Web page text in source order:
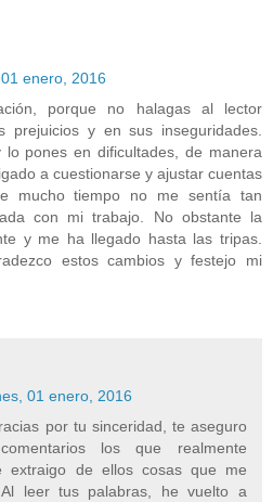
enero, 2016
porque no halagas al lector
prejuicios y en sus inseguridades.
pones en dificultades, de manera
a cuestionarse y ajustar cuentas
mucho tiempo no me sentía tan
con mi trabajo. No obstante la
y me ha llegado hasta las tripas.
estos cambios y festejo mi
01 enero, 2016
por tu sinceridad, te aseguro
los que realmente
extraigo de ellos cosas que me
Al leer tus palabras, he vuelto a